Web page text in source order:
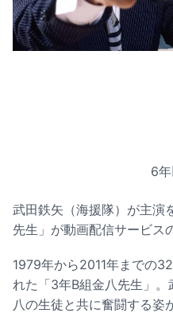
6
武田鉄矢（海援隊）が主演
先生」が動画配信サービス
1979年から2011年までの
れた「3年B組金八先生」
八の生徒と共に奮闘する姿